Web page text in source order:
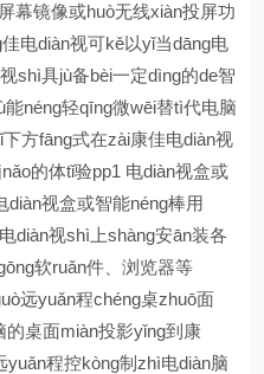
幕镜像或huò无线xiàn投屏功
电diàn视可kě以yǐ当dāng电
shì具jù备bèi一定dìng的de智
néng轻qīng微wēi替tì代电脑
方fāng式在zài康佳电diàn视
的体tǐ验pp1 电diàn视盒或
diàn视盒或智能néng棒用
diàn视shì上shàng安ān装各
软ruǎn件、浏览器等
远yuǎn程chéng桌zhuō面
桌面miàn投影yǐng到康
程控kòng制zhì电diàn脑